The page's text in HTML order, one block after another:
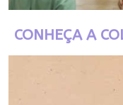
CONHEÇA A